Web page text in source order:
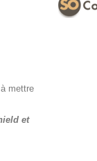
mettre
et